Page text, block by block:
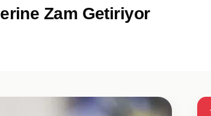
Zam Getiriyor